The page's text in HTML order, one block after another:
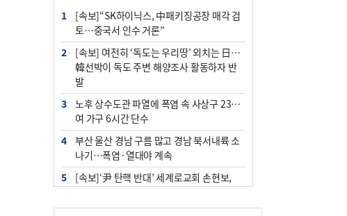
1
[속보]“SK하이닉스, 中패키징공장 매각 검
토…중국서 인수 거론”
2
[속보] 여전히 ‘독도는 우리땅’ 외치는 日…
韓선박이 독도 주변 해양조사 활동하자 반
발
3
노후 상수도관 파열에 폭염 속 사상구 2300
여 가구 6시간 단수
4
부산 울산 경남 구름 많고 경남 북서내륙 소
나기…폭염·열대야 계속
5
[속보]‘尹 탄핵 반대’ 세계로교회 손현보,